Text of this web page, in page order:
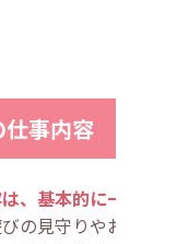
事内容
、基本的に一般的
の見守りやおむつ